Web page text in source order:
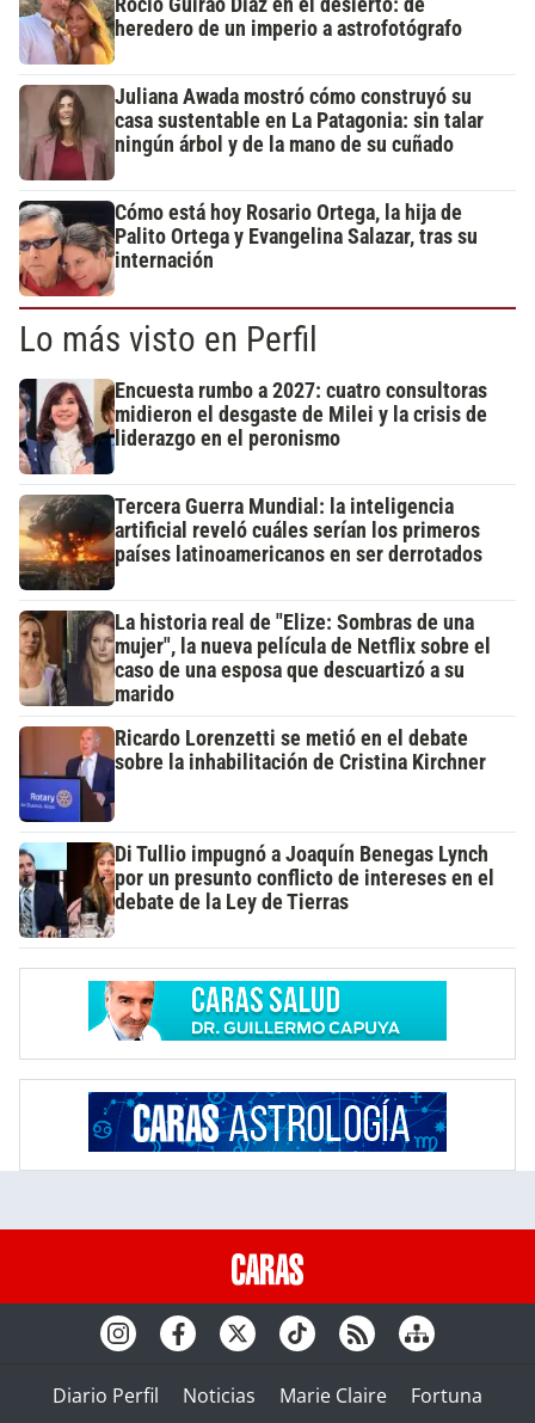
Rocío Guirao Díaz en el desierto: de
heredero de un imperio a astrofotógrafo
Juliana Awada mostró cómo construyó su
casa sustentable en La Patagonia: sin talar
ningún árbol y de la mano de su cuñado
Cómo está hoy Rosario Ortega, la hija de
Palito Ortega y Evangelina Salazar, tras su
internación
Lo más visto en Perfil
Encuesta rumbo a 2027: cuatro consultoras
midieron el desgaste de Milei y la crisis de
liderazgo en el peronismo
Tercera Guerra Mundial: la inteligencia
artificial reveló cuáles serían los primeros
países latinoamericanos en ser derrotados
La historia real de "Elize: Sombras de una
mujer", la nueva película de Netflix sobre el
caso de una esposa que descuartizó a su
marido
Ricardo Lorenzetti se metió en el debate
sobre la inhabilitación de Cristina Kirchner
Di Tullio impugnó a Joaquín Benegas Lynch
por un presunto conflicto de intereses en el
debate de la Ley de Tierras
Diario Perfil Noticias Marie Claire
Fortuna